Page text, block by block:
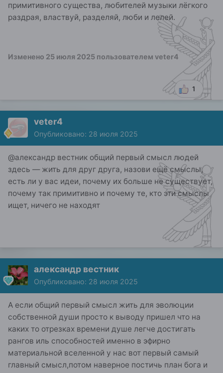
примитивного существа, любителей музыки лёгкого
раздрая, властвуй, разделяй, люби и лелей.
Изменено 25 июля 2025 пользователем veter4
1
veter4
Опубликовано: 28 июля 2025
@александр вестник общий первый смысл людей
здесь — жить для друг друга, назови ещё смыслы,
есть ли у вас идеи, почему их больше не существует,
почему так примитивно и почему те, кто эти смыслы
ищет, ничего не находят
александр вестник
Опубликовано: 28 июля 2025
А если общий первый смысл жить для эволюции
собственной души просто к выводу пришел что на
каких то отрезках времени душе легче достигать
рангов иль способностей именно в эфирно
материальной вселенной у нас вот первый самый
главный смысл,потом наверное постичь план бога и